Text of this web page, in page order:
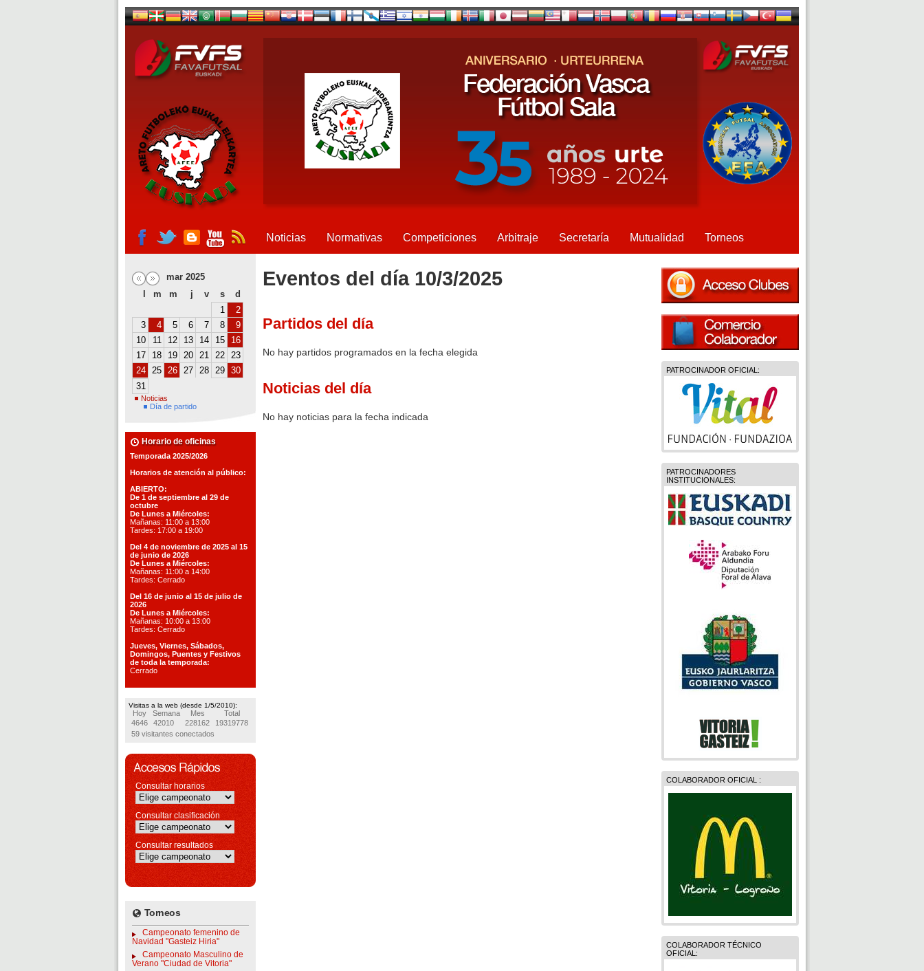
Noticias Normativas Competiciones Arbitraje Secretaría Mutualidad Torneos
mar 2025
m m j v s
d
1
2
3
4 5 6 7 8
9
10
11 12 13 14 15
16
17
18 19 20 21 22 23
24 25 26 27 28 29 30
31
Noticias
Día de partido
Horario de oficinas
Temporada 2025/2026
Horarios de atención al público:
ABIERTO:
De 1 de septiembre al 29 de
octubre
De Lunes a Miércoles:
Mañanas: 11:00 a 13:00
Tardes: 17:00 a 19:00
Del 4 de noviembre de 2025 al 15
de junio de 2026
De Lunes a Miércoles:
Mañanas: 11:00 a 14:00
Tardes: Cerrado
Del 16 de junio al 15 de julio de
2026
De Lunes a Miércoles:
Mañanas: 10:00 a 13:00
Tardes: Cerrado
Jueves, Viernes, Sábados,
Domingos, Puentes y Festivos
de toda la temporada:
Cerrado
Visitas a la web (desde 1/5/2010):
Hoy Semana Mes
Total
4646
42010 228162
19319778
59 visitantes conectados
Consultar horarios
Consultar clasificación
Consultar resultados
Torneos
Campeonato femenino de
Navidad "Gasteiz Hiria"
Campeonato Masculino de
Verano "Ciudad de Vitoria"
PATROCINADOR OFICIAL:
PATROCINADORES
INSTITUCIONALES:
COLABORADOR OFICIAL :
COLABORADOR TÉCNICO
OFICIAL:
Eventos del día 10/3/2025
Partidos del día
No hay partidos programados en la fecha elegida
Noticias del día
No hay noticias para la fecha indicada